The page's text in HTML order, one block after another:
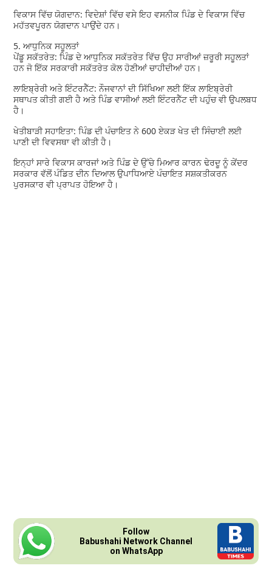
ਵਿਕਾਸ ਵਿੱਚ ਯੋਗਦਾਨ: ਵਿਦੇਸ਼ਾਂ ਵਿੱਚ ਵਸੇ ਇਹ ਵਸਨੀਕ ਪਿੰਡ ਦੇ ਵਿਕਾਸ ਵਿੱਚ
ਮਹੱਤਵਪੂਰਨ ਯੋਗਦਾਨ ਪਾਉਂਦੇ ਹਨ।
5. ਆਧੁਨਿਕ ਸਹੂਲਤਾਂ
ਪੇਂਡੂ ਸਕੱਤਰੇਤ: ਪਿੰਡ ਦੇ ਆਧੁਨਿਕ ਸਕੱਤਰੇਤ ਵਿੱਚ ਉਹ ਸਾਰੀਆਂ ਜ਼ਰੂਰੀ ਸਹੂਲਤਾਂ
ਹਨ ਜੋ ਇੱਕ ਸਰਕਾਰੀ ਸਕੱਤਰੇਤ ਕੋਲ ਹੋਣੀਆਂ ਚਾਹੀਦੀਆਂ ਹਨ।
ਲਾਇਬ੍ਰੇਰੀ ਅਤੇ ਇੰਟਰਨੈੱਟ: ਨੌਜਵਾਨਾਂ ਦੀ ਸਿੱਖਿਆ ਲਈ ਇੱਕ ਲਾਇਬ੍ਰੇਰੀ
ਸਥਾਪਤ ਕੀਤੀ ਗਈ ਹੈ ਅਤੇ ਪਿੰਡ ਵਾਸੀਆਂ ਲਈ ਇੰਟਰਨੈੱਟ ਦੀ ਪਹੁੰਚ ਵੀ ਉਪਲਬਧ
ਹੈ।
ਖੇਤੀਬਾੜੀ ਸਹਾਇਤਾ: ਪਿੰਡ ਦੀ ਪੰਚਾਇਤ ਨੇ 600 ਏਕੜ ਖੇਤ ਦੀ ਸਿੰਚਾਈ ਲਈ
ਪਾਣੀ ਦੀ ਵਿਵਸਥਾ ਵੀ ਕੀਤੀ ਹੈ।
ਇਨ੍ਹਾਂ ਸਾਰੇ ਵਿਕਾਸ ਕਾਰਜਾਂ ਅਤੇ ਪਿੰਡ ਦੇ ਉੱਚੇ ਮਿਆਰ ਕਾਰਨ ਢੇਰਦੂ ਨੂੰ ਕੇਂਦਰ
ਸਰਕਾਰ ਵੱਲੋਂ ਪੰਡਿਤ ਦੀਨ ਦਿਆਲ ਉਪਾਧਿਆਏ ਪੰਚਾਇਤ ਸਸ਼ਕਤੀਕਰਨ
ਪੁਰਸਕਾਰ ਵੀ ਪ੍ਰਾਪਤ ਹੋਇਆ ਹੈ।
Follow
Babushahi Network Channel
on WhatsApp